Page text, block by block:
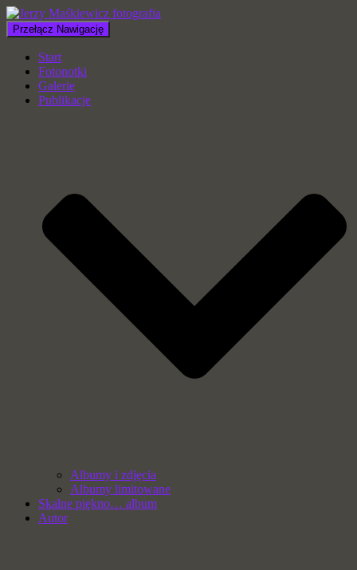
Przełącz Nawigację
Start
Fotonotki
Galerie
Publikacje
Albumy i zdjęcia
Albumy limitowane
Skalne piękno… album
Autor